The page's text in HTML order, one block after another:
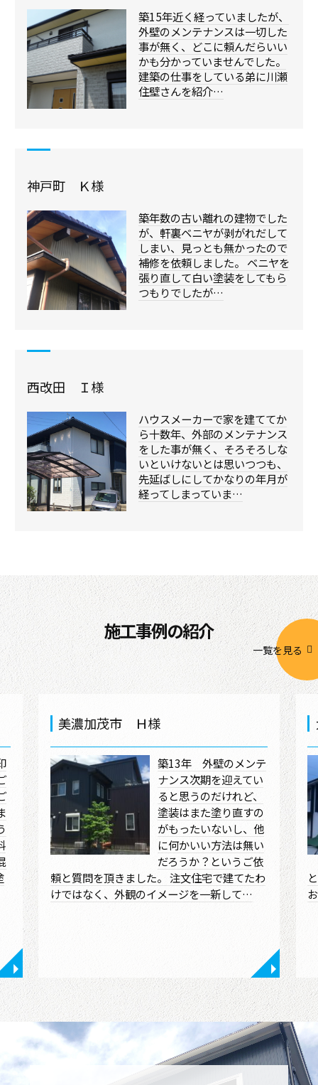
築15年近く経っていましたが、
外壁のメンテナンスは一切した
事が無く、どこに頼んだらいい
かも分かっていませんでした。
建築の仕事をしている弟に川瀬
住壁さんを紹介…
神戸町 Ｋ様
築年数の古い離れの建物でした
が、軒裏ベニヤが剥がれだして
しまい、見っとも無かったので
補修を依頼しました。 ベニヤを
張り直して白い塗装をしてもら
つもりでしたが…
西改田 Ｉ様
ハウスメーカーで家を建ててか
ら十数年、外部のメンテナンス
をした事が無く、そろそろしな
いといけないとは思いつつも、
先延ばしにしてかなりの年月が
経ってしまっていま…
施工事例の紹介
一覧を見る
◥
美濃加茂市 Ｈ様
築13年 外壁のメンテ
ナンス次期を迎えてい
ると思うのだけれど、
塗装はまた塗り直すの
がもったいないし、他
に何かいい方法は無い
だろうか？というご依
頼と質問を頂きました。 注文住宅で建てたわ
けではなく、外観のイメージを一新して…
◥